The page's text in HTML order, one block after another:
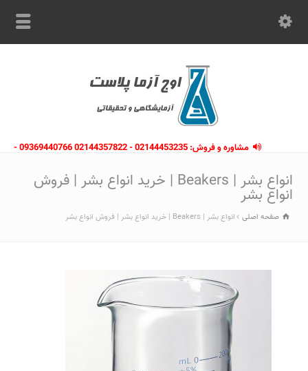
مشاوره و فروش: 02144453235 - 02144357822 09369440766 -
انواع بشر | Beakers | خرید انواع بشر | فروش
انواع بشر
صفحه اصلی انواع بشر | Beakers | خرید انواع بشر | فروش انواع بشر